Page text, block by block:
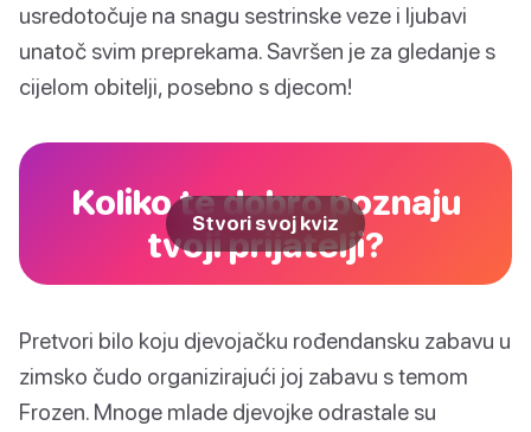
usredotočuje na snagu sestrinske veze i ljubavi
unatoč svim preprekama. Savršen je za gledanje s
cijelom obitelji, posebno s djecom!
Koliko te dobro poznaju
tvoji prijatelji?
Stvori svoj kviz
Pretvori bilo koju djevojačku rođendansku zabavu u
zimsko čudo organizirajući joj zabavu s temom
Frozen. Mnoge mlade djevojke odrastale su